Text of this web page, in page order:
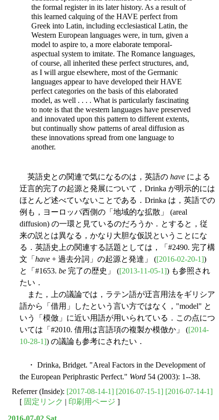
the formal register in its later history. As a result of
this learned calquing of the HAVE perfect from
Greek into Latin, including ecclesiastical Latin, the
Western European languages were, in turn, given a
model to aspire to, a more elaborate temporal-
aspectual system to imitate. The Romance languages,
of course, all inherited these perfect structures, and,
as I will argue elsewhere, most of the Germanic
languages appear to have developed their HAVE
perfect categories on the basis of this elaborated
model, as well . . . . What is particularly fascinating
to note is that the western languages have preserved
and innovated upon this pattern to different extents,
but continually show patterns of areal diffusion as
these innovations spread from one language to
another.
英語史との関連で気になるのは，英語の have による
迂言的完了の起源と発展について，Drinka が明示的には
ほとんど述べていないことである．Drinka は，英語での
例も，ヨーロッパ西側の「地域的な拡散」 (areal
diffusion) の一環と見ているのだろうか．とすると，従
来の説とは異なる，かなり大胆な仮説ということにな
る．英語史上の関連する話題としては，「#2490. 完了構
文「 have + 過去分詞」の起源と発達」 ([2016-02-20-1])
と「#1653. be 完了の歴史」 ([2013-11-05-1]) も参照され
たい．
また，上の議論では，ラテン語が迂言用法をギリシア
語から「借用」したという言い方ではなく，"model" と
いう「模倣」に近い用語が用いられている．この点につ
いては「#2010. 借用は言語項の複製か模倣か」 ([2014-
10-28-1]) の議論も参考にされたい．
・ Drinka, Bridget. "Areal Factors in the Development of
the European Periphrastic Perfect." Word 54 (2003): 1--38.
Referrer (Inside): [2017-08-14-1] [2016-07-15-1] [2016-07-14-1]
[ 固定リンク | 印刷用ページ ]